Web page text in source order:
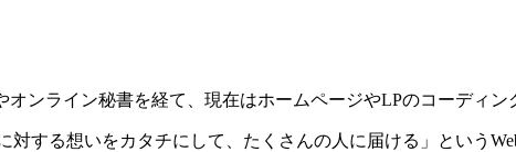
ンライン秘書を経て、現在はホームページやLPのコーディン
する想いをカタチにして、たくさんの人に届ける」という